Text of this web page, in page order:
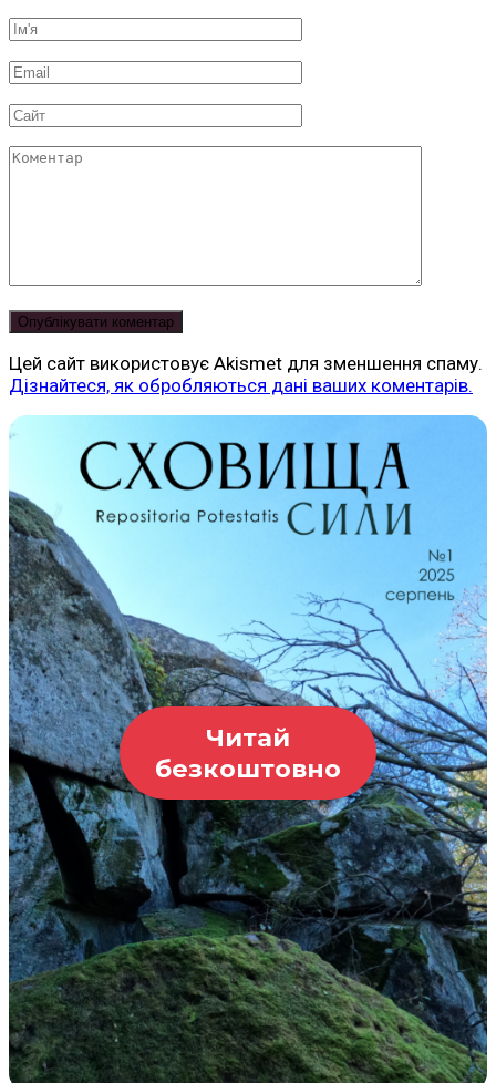
Ім'я
Email
Сайт
Коментар
Цей сайт використовує Akismet для зменшення спаму.
Дізнайтеся, як обробляються дані ваших коментарів.
Читай
безкоштовно